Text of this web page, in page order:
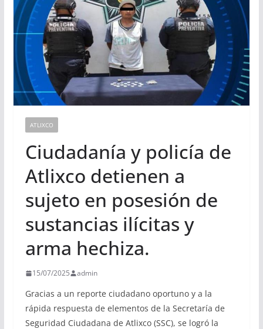
ATLIXCO
Ciudadanía y policía de
Atlixco detienen a
sujeto en posesión de
sustancias ilícitas y
arma hechiza.
15/07/2025 admin
Gracias a un reporte ciudadano oportuno y a la
rápida respuesta de elementos de la Secretaría de
Seguridad Ciudadana de Atlixco (SSC), se logró la